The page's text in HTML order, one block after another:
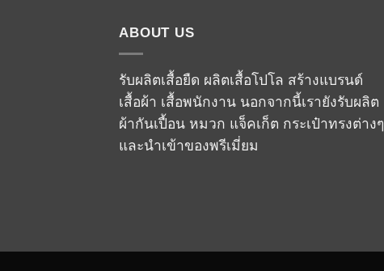
ABOUT US
รับผลิตเสื้อยืด ผลิตเสื้อโปโล สร้างแบรนด์
เสื้อผ้า เสื้อพนักงาน นอกจากนี้เรายังรับผลิต
ผ้ากันเปื้อน หมวก แจ็คเก็ต กระเป๋าทรงต่างๆ
และนำเข้าของพรีเมี่ยม